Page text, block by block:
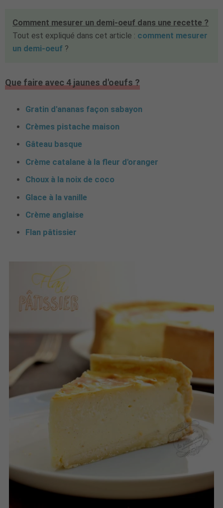
Comment mesurer un demi-oeuf dans une recette ?
Tout est expliqué dans cet article : comment mesurer
un demi-oeuf ?
Que faire avec 4 jaunes d'oeufs ?
Gratin d'ananas façon sabayon
Crèmes pistache maison
Gâteau basque
Crème catalane à la fleur d'oranger
Choux à la noix de coco
Glace à la vanille
Crème anglaise
Flan pâtissier